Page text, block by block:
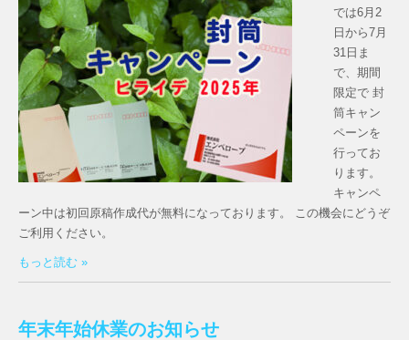
では6月2
日から7月
31日ま
で、期間
限定で 封
筒キャン
ペーンを
行ってお
ります。
キャンペ
ーン中は初回原稿作成代が無料になっております。 この機会にどうぞ
ご利用ください。
もっと読む »
年末年始休業のお知らせ